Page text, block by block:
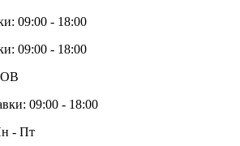
09:00 - 18:00
09:00 - 18:00
09:00 - 18:00
- Пт